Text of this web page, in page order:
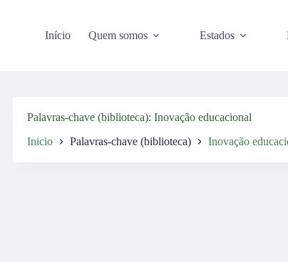
Início Quem somos Estados
Palavras-chave (biblioteca) Inovação educacional
Inicio Palavras-chave (biblioteca) Inovação